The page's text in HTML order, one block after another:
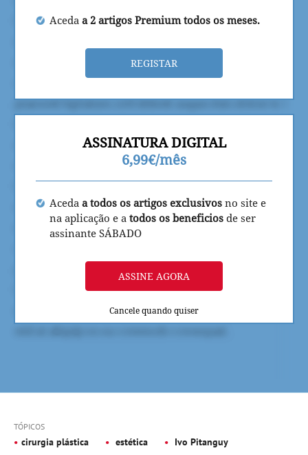
Aceda a 2 artigos Premium todos os meses.
REGISTAR
ASSINATURA DIGITAL
6,99€/mês
Aceda a todos os artigos exclusivos no site e
na aplicação e a todos os beneficios de ser
assinante SÁBADO
ASSINE AGORA
Cancele quando quiser
TÓPICOS
cirurgia plástica estética
Ivo Pitanguy